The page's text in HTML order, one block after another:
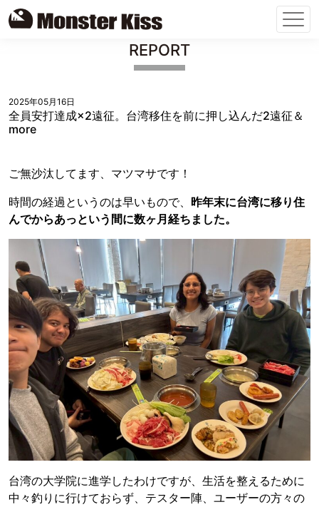
REPORT
2025年05月16日
全員安打達成×2遠征。台湾移住を前に押し込んだ2遠征＆
more
ご無沙汰してます、マツマサです！
時間の経過というのは早いもので、 昨年末に台湾に移り住
んでからあっという間に数ヶ月経ちました。
台湾の大学院に進学したわけですが、生活を整えるために
中々釣りに行けておらず、テスター陣、ユーザーの方々の